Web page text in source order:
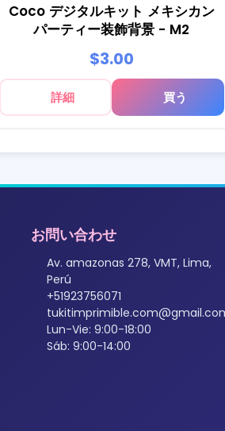
Coco デジタルキット メキシカン
パーティー装飾背景 - M2
$3.00
詳細 買う
お問い合わせ
Av. amazonas 278, VMT, Lima,
Perú
+51923756071
Lun-Vie: 9:00-18:00
Sáb: 9:00-14:00